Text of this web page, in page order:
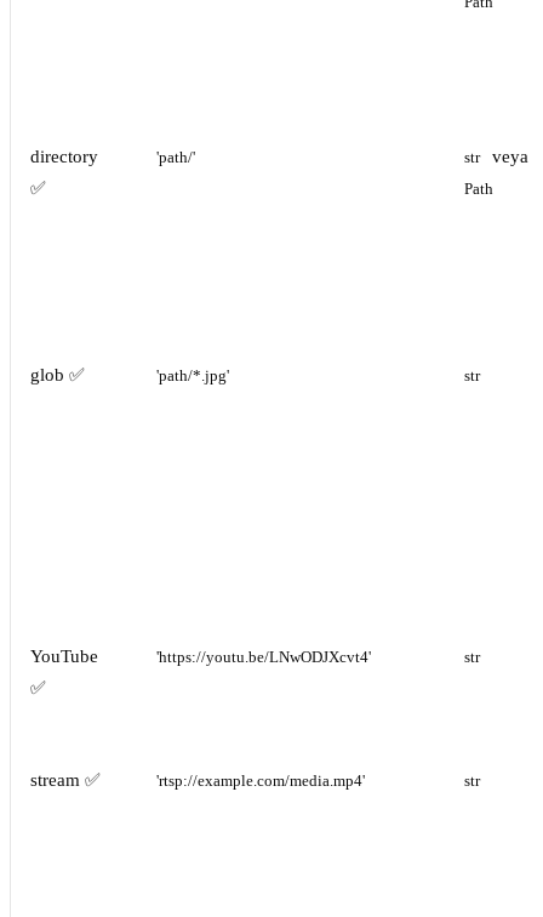
directory
✅
'path/' str veya
Path
glob ✅ 'path/*.jpg' str
YouTube
✅
'https://youtu.be/LNwODJXcvt4' str
stream ✅ 'rtsp://example.com/media.mp4' str